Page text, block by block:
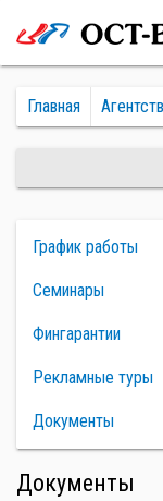
Главная
График работы
Семинары
Фингарантии
Рекламные туры
Документы
Документы